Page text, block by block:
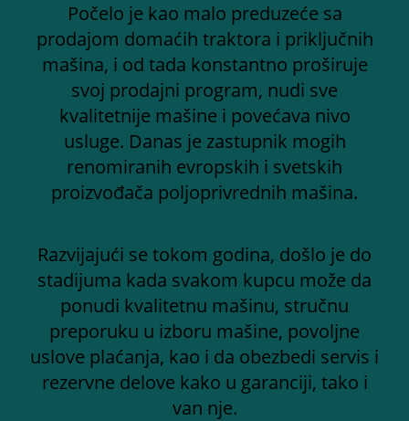
Počelo je kao malo preduzeće sa
prodajom domaćih traktora i priključnih
mašina, i od tada konstantno proširuje
svoj prodajni program, nudi sve
kvalitetnije mašine i povećava nivo
usluge. Danas je zastupnik mogih
renomiranih evropskih i svetskih
proizvođača poljoprivrednih mašina.
Razvijajući se tokom godina, došlo je do
stadijuma kada svakom kupcu može da
ponudi kvalitetnu mašinu, stručnu
preporuku u izboru mašine, povoljne
uslove plaćanja, kao i da obezbedi servis i
rezervne delove kako u garanciji, tako i
van nje.